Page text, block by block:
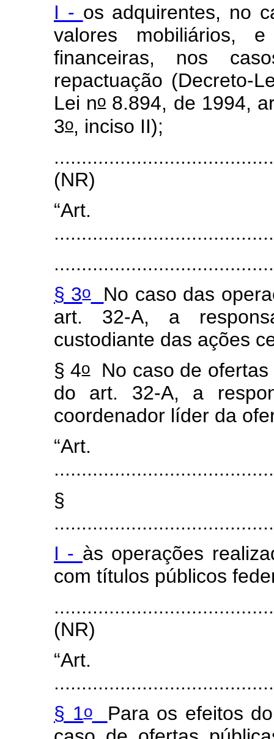
I - os adquirentes, no
valores mobiliários,
financeiras, nos
repactuação (Decreto-
Lei no8.894, de 1994,
3o, inciso II);
(NR)
§ 3o
No caso das
art. 32-A, a
custodiante das ações
§ 4oNo caso de ofertas
do art. 32-A, a
coordenador líder da
§
I - às operações
com títulos públicos
(NR)
§ 1o
Para os efeitos